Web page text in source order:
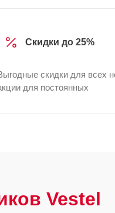
Скидки до 25%
скидки для всех
для постоянных
Vestel